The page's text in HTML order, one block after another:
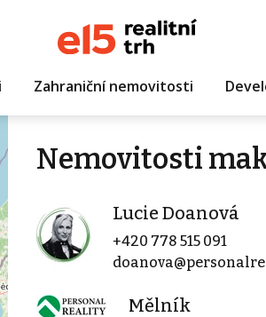
Zahraniční nemovitosti
Nemovitosti
Lucie Doanová
+420 778 515 091
Mělník